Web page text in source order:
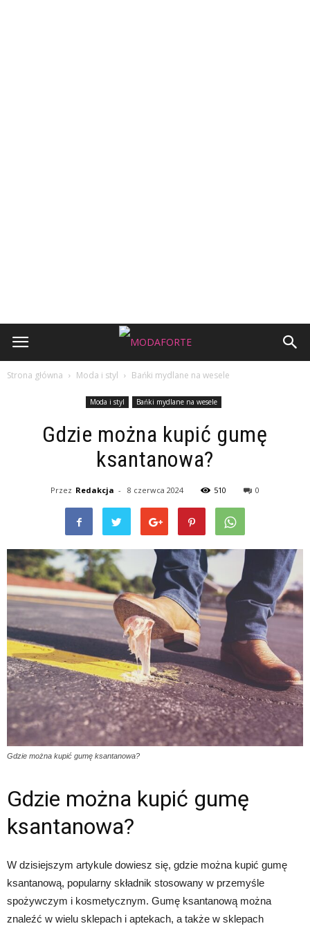
Strona główna Moda i styl Bańki mydlane na wesele
Moda i styl Bańki mydlane na wesele
Gdzie można kupić gumę
ksantanowa?
Przez Redakcja - 8 czerwca 2024 510 0
Gdzie można kupić gumę ksantanowa?
Gdzie można kupić gumę
ksantanowa?
W dzisiejszym artykule dowiesz się, gdzie można kupić gumę
ksantanową, popularny składnik stosowany w przemyśle
spożywczym i kosmetycznym. Gumę ksantanową można
znaleźć w wielu sklepach i aptekach, a także w sklepach